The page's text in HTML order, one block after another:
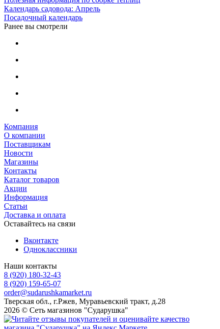
Календарь садовода: Апрель
Посадочный календарь
Ранее вы смотрели
Компания
О компании
Поставщикам
Новости
Магазины
Контакты
Каталог товаров
Акции
Информация
Статьи
Доставка и оплата
Оставайтесь на связи
Вконтакте
Одноклассники
Наши контакты
8 (920) 180-32-43
8 (920) 159-65-07
order@sudarushkamarket.ru
Тверская обл., г.Ржев, Муравьевский тракт, д.28
2026 © Сеть магазинов "Сударушка"